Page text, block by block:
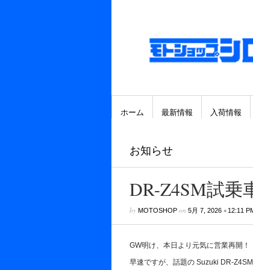
ホーム 最新情報 入荷情報
お知らせ
DR-Z4SM試乗
by MOTOSHOPon 5月 7, 2026• 12:11
GW明け、本日より元気に営業再開！
早速ですが、話題の Suzuki DR-